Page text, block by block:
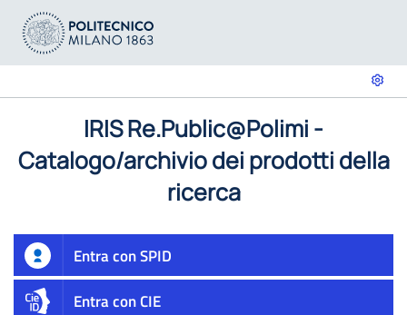
IRIS Re.Public@Polimi -
Catalogo/archivio dei prodotti della
ricerca
Entra con SPID
Entra con CIE